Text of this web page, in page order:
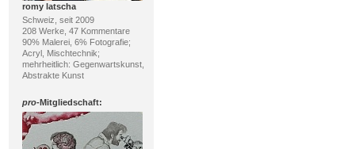
romy latscha
Schweiz, seit 2009
208 Werke, 47 Kommentare
90% Malerei, 6% Fotografie;
Acryl, Mischtechnik;
mehrheitlich: Gegenwartskunst,
Abstrakte Kunst
pro-Mitgliedschaft: